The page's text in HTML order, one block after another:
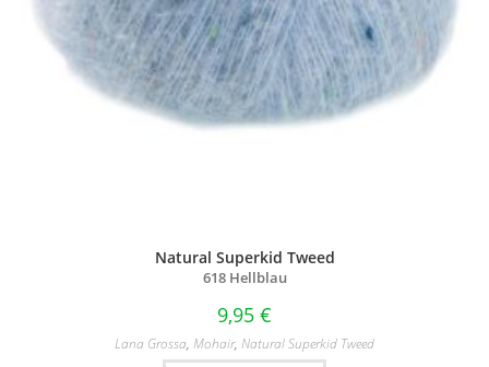
Natural Superkid Tweed
618 Hellblau
9,95 €
Lana Grossa, Mohair, Natural Superkid Tweed